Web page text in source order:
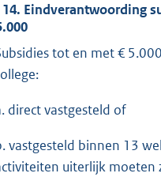
Eindverantwoording
tot en met €
direct vastgesteld of
vastgesteld binnen 13
uiterlijk moeten